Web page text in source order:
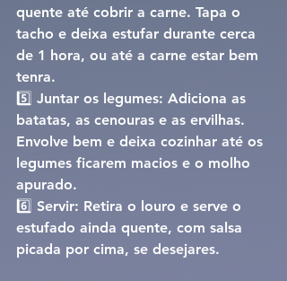
quente até cobrir a carne. Tapa o
tacho e deixa estufar durante cerca
de 1 hora, ou até a carne estar bem
tenra.
5️⃣ Juntar os legumes: Adiciona as
batatas, as cenouras e as ervilhas.
Envolve bem e deixa cozinhar até os
legumes ficarem macios e o molho
apurado.
6️⃣ Servir: Retira o louro e serve o
estufado ainda quente, com salsa
picada por cima, se desejares.